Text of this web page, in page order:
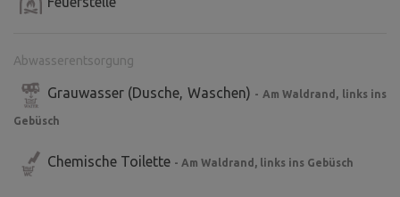
Abwasserentsorgung
Grauwasser (Dusche, Waschen) - Am Waldrand, links ins
Gebüsch
Chemische Toilette - Am Waldrand, links ins Gebüsch